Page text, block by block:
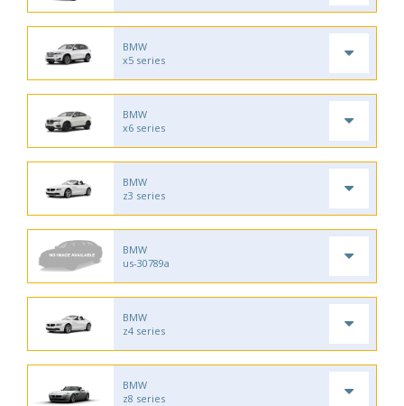
BMW
x5 series
BMW
x6 series
BMW
z3 series
BMW
us-30789a
BMW
z4 series
BMW
z8 series